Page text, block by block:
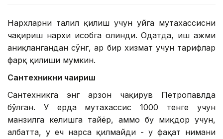
Нархларни таҳлил қилиш учун уйга мутахассисни
чақириш нархи ҳисобга олинди. Одатда, иш ҳажми
аниқлангандан сўнг, ҳар бир хизмат учун тарифлар
фарқ қилиши мумкин.
Сантехникни чақириш
Сантехникга энг арзон чақирув Петропавлда
бўлган. У ерда мутахассис 1000 тенге учун
манзилга келишга тайёр, аммо бу миқдор учун,
албатта, у ҳеч нарса қилмайди - у фақат нимани